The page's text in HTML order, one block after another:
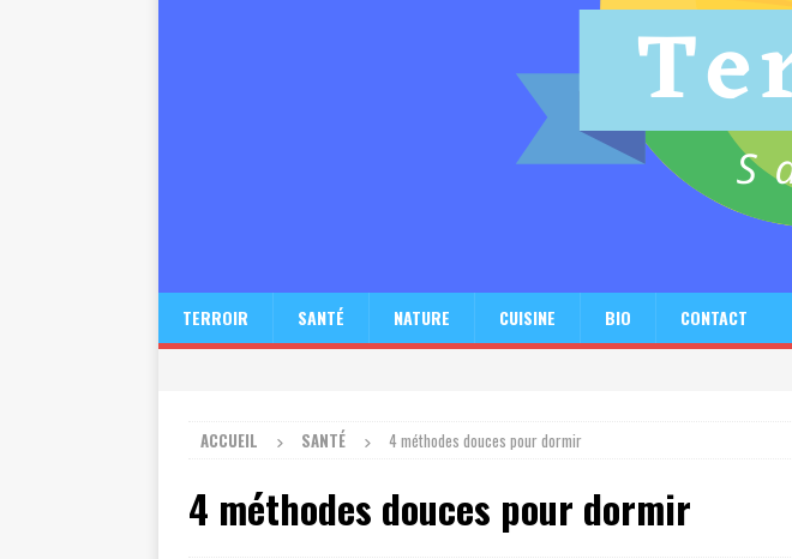
TERROIR SANTÉ NATURE CUISINE BIO CONTACT
ACCUEIL SANTÉ 4 méthodes douces pour dormir
4 méthodes douces pour dormir